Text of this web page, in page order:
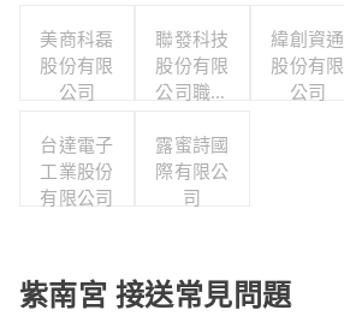
美商科磊
股份有限
公司
聯發科技
股份有限
公司職工
會
緯創資通
股份有限
公司
台達電子
工業股份
有限公司
露蜜詩國
際有限公
司
紫南宮 接送常見問題